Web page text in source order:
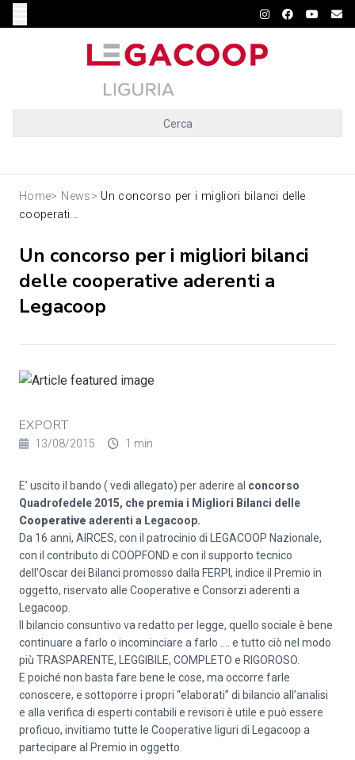
Cerca
Home> News> Un concorso per i migliori bilanci delle
cooperati...
Un concorso per i migliori bilanci
delle cooperative aderenti a
Legacoop
EXPORT
13/08/2015 1 min
E’ uscito il bando ( vedi allegato) per aderire al concorso
Quadrofedele 2015, che premia i Migliori Bilanci delle
Cooperative aderenti a Legacoop.
Da 16 anni, AIRCES, con il patrocinio di LEGACOOP Nazionale,
con il contributo di COOPFOND e con il supporto tecnico
dell’Oscar dei Bilanci promosso dalla FERPI, indice il Premio in
oggetto, riservato alle Cooperative e Consorzi aderenti a
Legacoop.
Il bilancio consuntivo va redatto per legge, quello sociale è bene
continuare a farlo o incominciare a farlo …. e tutto ciò nel modo
più TRASPARENTE, LEGGIBILE, COMPLETO e RIGOROSO.
E poiché non basta fare bene le cose, ma occorre farle
conoscere, e sottoporre i propri “elaborati” di bilancio all’analisi
e alla verifica di esperti contabili e revisori è utile e può essere
proficuo, invitiamo tutte le Cooperative liguri di Legacoop a
partecipare al Premio in oggetto.